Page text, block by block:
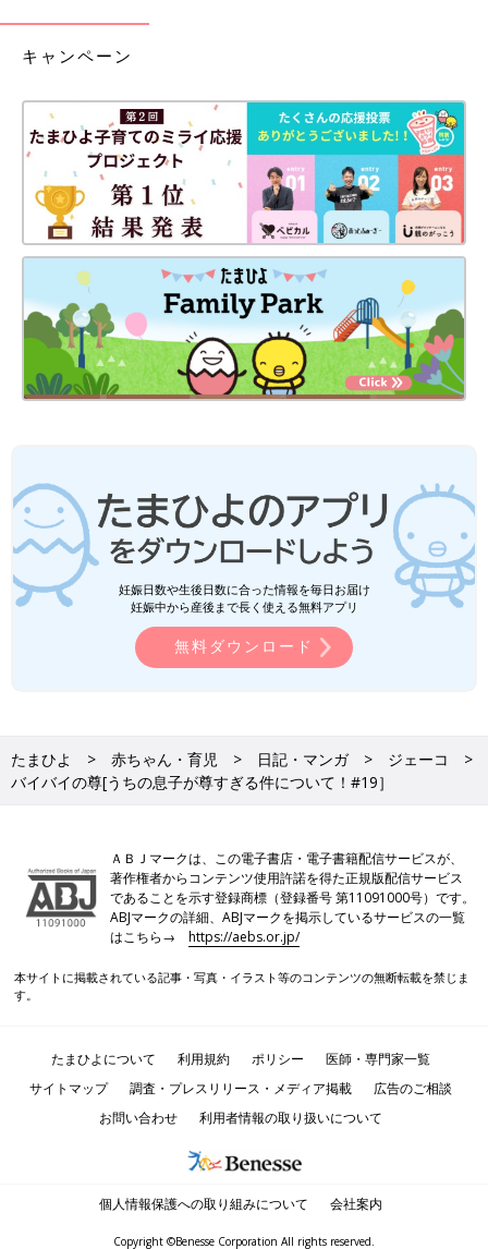
キャンペーン
妊娠日数や生後日数に合った情報を毎日お届け
妊娠中から産後まで長く使える無料アプリ
無料ダウンロード
たまひよ 赤ちゃん・育児 日記・マンガ
ジェーコ
バイバイの尊[うちの息子が尊すぎる件について！#19］
ＡＢＪマークは、この電子書店・電子書籍配信サービスが、
著作権者からコンテンツ使用許諾を得た正規版配信サービス
であることを示す登録商標（登録番号 第11091000号）です。
ABJマークの詳細、ABJマークを掲示しているサービスの一覧
はこちら→https://aebs.or.jp/
本サイトに掲載されている記事・写真・イラスト等のコンテンツの無断転載を禁じま
す。
たまひよについて 利用規約 ポリシー
医師・専門家一覧
サイトマップ
調査・プレスリリース・メディア掲載
広告のご相談
お問い合わせ
利用者情報の取り扱いについて
個人情報保護への取り組みについて 会社案内
Copyright ©Benesse Corporation All rights reserved.